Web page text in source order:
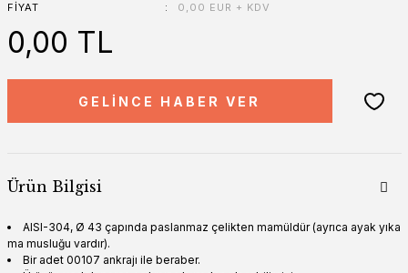
FIYAT
0,00 EUR + KDV
0,00 TL
GELİNCE HABER VER
Ürün Bilgisi
AISI-304, Ø 43 çapında paslanmaz çelikten mamüldür (ayrıca ayak yıka
ma musluğu vardır).
Bir adet 00107 ankrajı ile beraber.